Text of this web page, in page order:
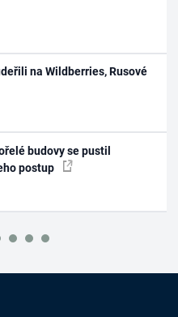
na Wildberries, Rusové
budovy se pustil
postup